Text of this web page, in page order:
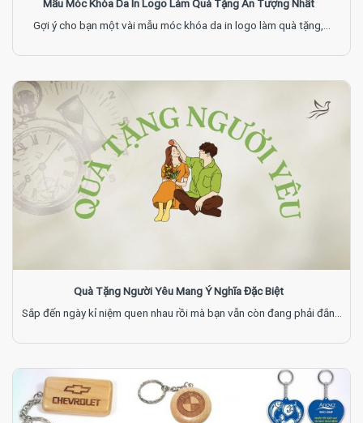
Mẫu Móc Khóa Da In Logo Làm Quà Tặng Ấn Tượng Nhất
Gợi ý cho bạn một vài mẫu móc khóa da in logo làm quà tặng,...
Quà Tặng Người Yêu Mang Ý Nghĩa Đặc Biệt
Sắp đến ngày kỉ niệm quen nhau rồi mà bạn vẫn còn đang phải đắn...